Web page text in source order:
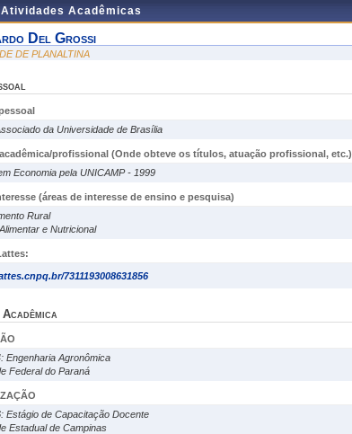
Acadêmicas
Del Grossi
DE PLANALTINA
da Universidade de Brasília
profissional (Onde obteve os títulos, atuação profissional, etc.)
Economia pela UNICAMP - 1999
(áreas de interesse de ensino e pesquisa)
Rural
e Nutricional
7311193008631856
Engenharia Agronômica
Federal do Paraná
Estágio de Capacitação Docente
Estadual de Campinas